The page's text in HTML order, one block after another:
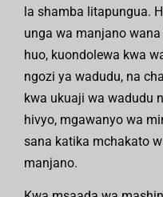
la shamba litapungua.
unga wa manjano
huo, kuondolewa kwa
ngozi ya wadudu, na
kwa ukuaji wa wadudu
hivyo, mgawanyo wa
sana katika mchakato
manjano.